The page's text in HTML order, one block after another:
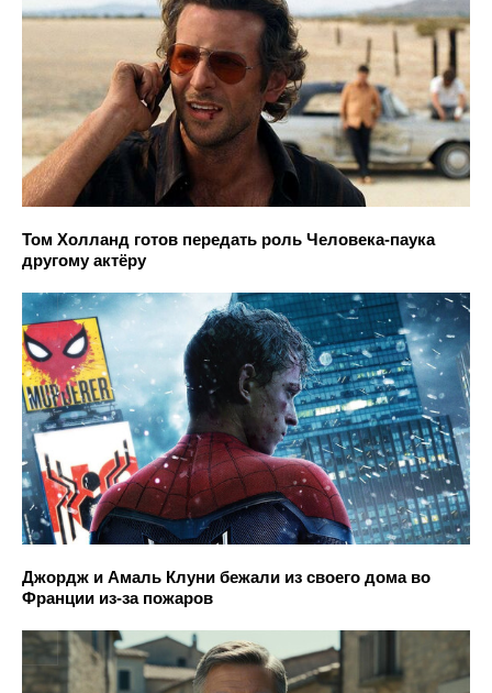
Том Холланд готов передать роль Человека-паука
другому актёру
Джордж и Амаль Клуни бежали из своего дома во
Франции из-за пожаров